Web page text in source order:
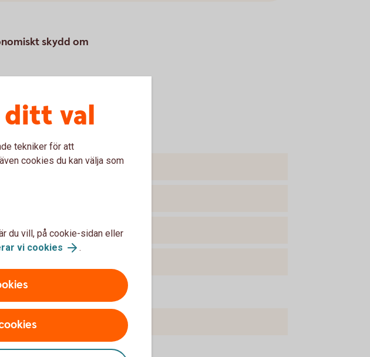
skydd om
arvingar
eller
val
tekniker för att
cookies du kan välja som
du vill, på cookie-sidan eller
vi cookies .